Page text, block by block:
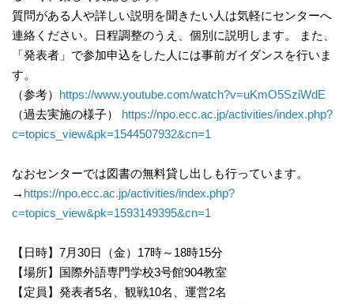
質問がある人や詳しい説明を聞きたい人は気軽にセンターへ
連絡ください。日程調整のうえ、個別に説明します。 また、
「発表者」で参加申込をした人には事前ガイダンスを行いま
す。
（参考） https://www.youtube.com/watch?v=uKmO5SziWdE
（過去実施の様子） https://npo.ecc.ac.jp/activities/index.php?
c=topics_view&pk=1544507932&cn=1
なおセンターでは図書の無料貸し出しも行っています。
→ https://npo.ecc.ac.jp/activities/index.php?
c=topics_view&pk=1593149395&cn=1
【日時】7月30日（金）17時～18時15分
【場所】国際外語専門学校3号館904教室
【定員】発表者5名、観戦10名、運営2名